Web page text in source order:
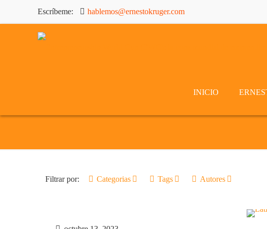
Escríbeme: hablemos@ernestokruger.com
INICIO
Filtrar por: Categorias Tags Autores